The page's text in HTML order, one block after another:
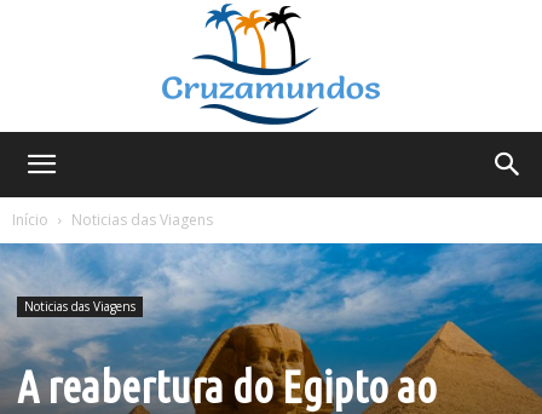
Início
Noticias das Viagens
Noticias das Viagens
A reabertura do Egipto ao